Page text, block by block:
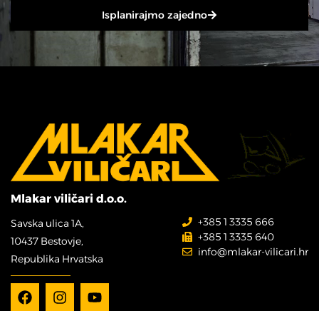
Isplanirajmo zajedno
Mlakar viličari d.o.o.
Savska ulica 1A,
10437 Bestovje,
Republika Hrvatska
+385 1 3335 666
+385 1 3335 640
info@mlakar-vilicari.hr